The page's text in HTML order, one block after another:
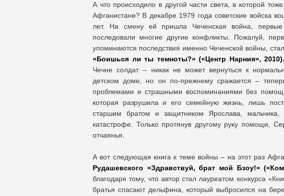
А что происходило в другой части света, в которой
Афганистане? В декабре 1979 года советские войска
лет. На смену ей пришла Чеченская война,
последовали многие другие конфликты. Пожалуй,
упоминаются последствия именно Чеченской войны,
«Боишься ли ты темноты?» («Центр Нарния», 2010).
Чечне солдат – никак не может вернуться к
детском доме, но он по-прежнему сражается –
проблемами и страшными воспоминаниями без
которая разрушила и его семейную жизнь, лишь
старшим братом и защитником Ярослава, мальчика,
катастрофе. Только протянув другому руку помощи,
отчаянья.
А вот следующая книга к теме войны – на этот раз
Рудашевского «Здравствуй, брат мой Бзоу!»
благодаря тому, что автор стал лауреатом конкурса
братья спасают дельфина, который выбросился на